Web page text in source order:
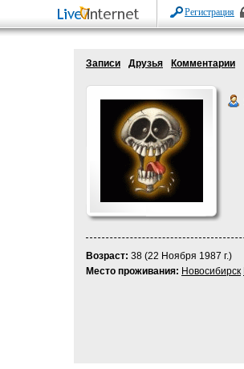
Регистрация
Записи Друзья Комментарии
Возраст: 38 (22 Ноября 1987 г.)
Место проживания: Новосибирск